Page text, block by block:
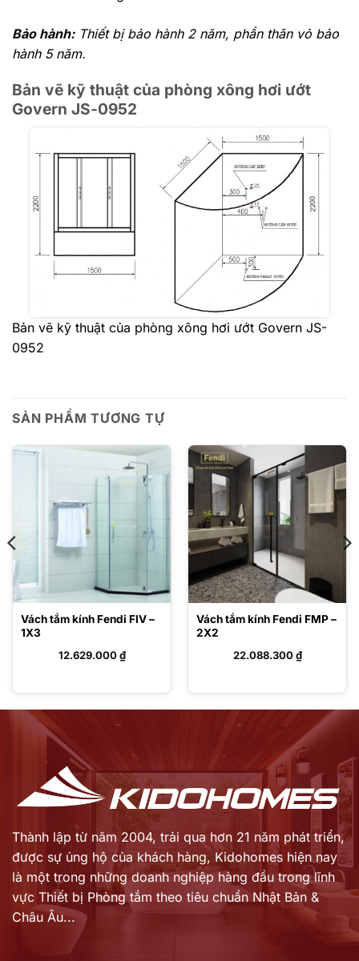
Bảo hành:Thiết bị bảo hành 2 năm, phần thân vỏ bảo
hành 5 năm.
Bản vẽ kỹ thuật của phòng xông hơi ướt
Govern JS-0952
Bản vẽ kỹ thuật của phòng xông hơi ướt Govern JS-
0952
SẢN PHẨM TƯƠNG TỰ
Vách tắm kính Fendi FIV –
1X3
12.629.000₫
Vách tắm kính Fendi FMP –
2X2
22.088.300₫
Thành lập từ năm 2004, trải qua hơn 21 năm phát triển,
được sự ủng hộ của khách hàng, Kidohomes hiện nay
là một trong những doanh nghiệp hàng đầu trong lĩnh
vực Thiết bị Phòng tắm theo tiêu chuẩn Nhật Bản &
Châu Âu...